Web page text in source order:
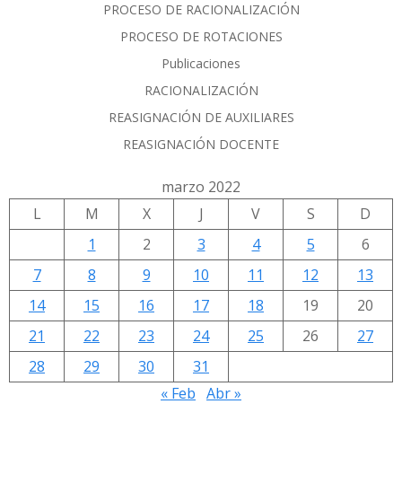
PROCESO DE RACIONALIZACIÓN
PROCESO DE ROTACIONES
Publicaciones
RACIONALIZACIÓN
REASIGNACIÓN DE AUXILIARES
REASIGNACIÓN DOCENTE
marzo 2022
L
M X J V S
D
1
2 3 4 5
6
7
8 9 10 11 12
13
14
15 16 17 18 19
20
21
22 23 24 25 26
27
28
29 30
31
« Feb Abr »